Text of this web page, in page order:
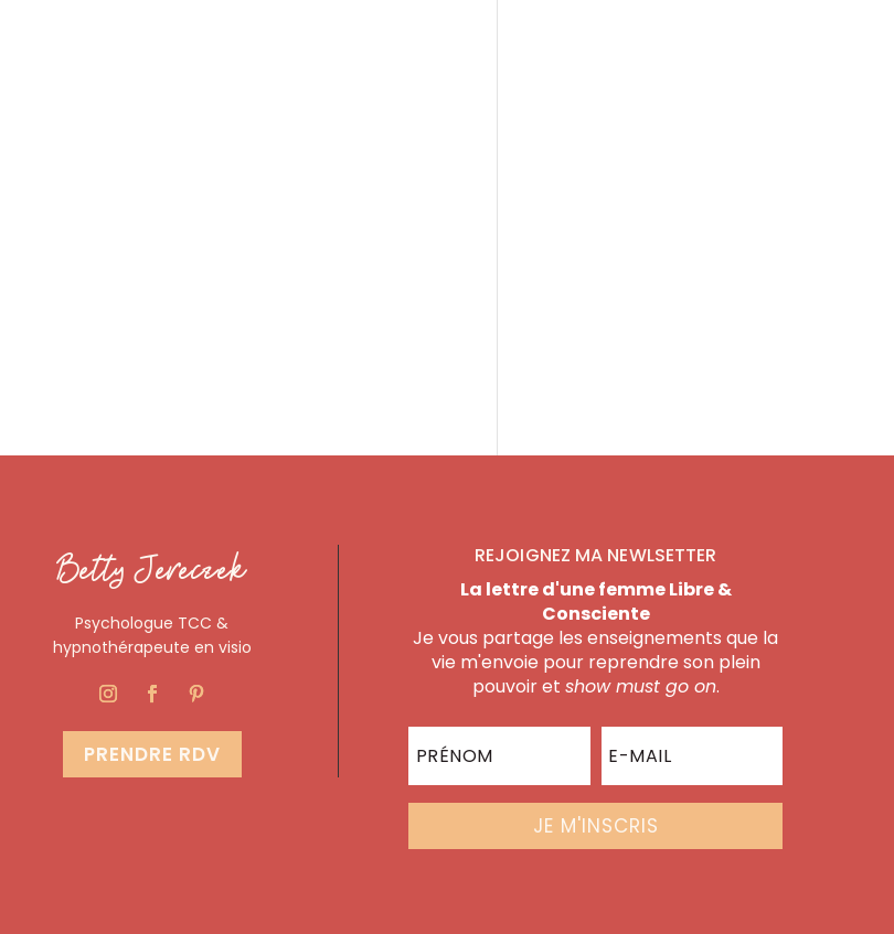
Betty Jereczek
Psychologue TCC &
hypnothérapeute en visio
PRENDRE RDV
REJOIGNEZ MA NEWLSETTER
La lettre d'une femme Libre &
Consciente
Je vous partage les enseignements que la
vie m'envoie pour reprendre son plein
pouvoir et show must go on.
JE M'INSCRIS